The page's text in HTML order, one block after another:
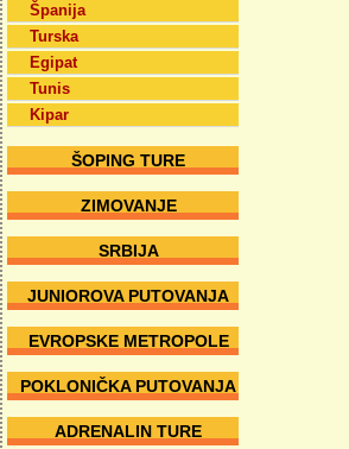
Španija
Turska
Egipat
Tunis
Kipar
ŠOPING TURE
ZIMOVANJE
SRBIJA
JUNIOROVA PUTOVANJA
EVROPSKE METROPOLE
POKLONIČKA PUTOVANJA
ADRENALIN TURE